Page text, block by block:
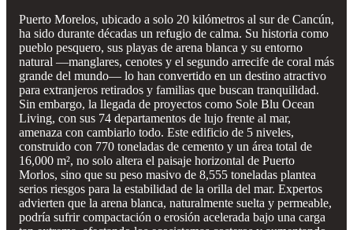
Puerto Morelos, ubicado a solo 20 kilómetros al sur de Cancún,
ha sido durante décadas un refugio de calma. Su historia como
pueblo pesquero, sus playas de arena blanca y su entorno
natural —manglares, cenotes y el segundo arrecife de coral más
grande del mundo— lo han convertido en un destino atractivo
para extranjeros retirados y familias que buscan tranquilidad.
Sin embargo, la llegada de proyectos como Sole Blu Ocean
Living, con sus 74 departamentos de lujo frente al mar,
amenaza con cambiarlo todo. Este edificio de 5 niveles,
construido con 770 toneladas de cemento y un área total de
16,000 m², no solo altera el paisaje horizontal de Puerto
Morlos, sino que su peso masivo de 8,555 toneladas plantea
serios riesgos para la estabilidad de la orilla del mar. Expertos
advierten que la arena blanca, naturalmente suelta y permeable,
podría sufrir compactación o erosión acelerada bajo una carga